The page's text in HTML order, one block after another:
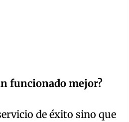
funcionado mejor?
de éxito sino que